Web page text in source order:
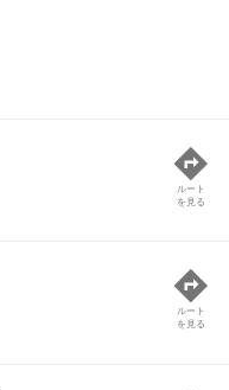
ルート
を見る
ルート
を見る